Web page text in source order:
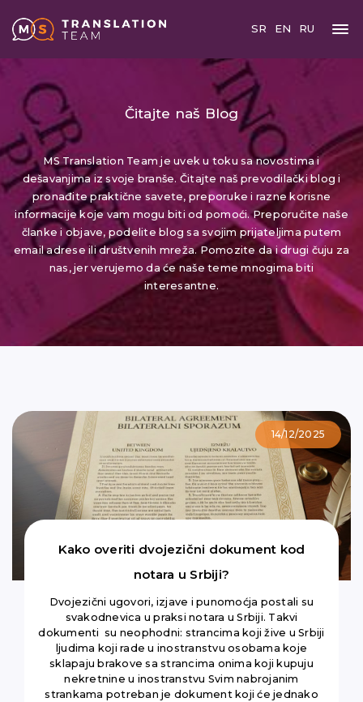
SR EN RU
Čitajte naš Blog
MS Translation Team je uvek u toku sa novostima i
dešavanjima iz svoje branše. Čitajte naš prevodilački blog i
pronađite praktične savete, preporuke i razne korisne
informacije koje vam mogu biti od pomoći. Preporučite naše
članke i objave, podelite blog sa svojim prijateljima putem
email adrese ili društvenih mreža. Pomozite da i drugi čuju za
nas, jer verujemo da će naše teme mnogima biti
interesantne.
14/12/2025
Kako overiti dvojezični dokument kod
notara u Srbiji?
Dvojezični ugovori, izjave i punomoćja postali su
svakodnevica u praksi notara u Srbiji. Takvi
dokumenti su neophodni: strancima koji žive u Srbiji
ljudima koji rade u inostranstvu osobama koje
sklapaju brakove sa strancima onima koji kupuju
nekretnine u inostranstvu Svim nabrojanim
strankama potreban je dokument koji će jednako